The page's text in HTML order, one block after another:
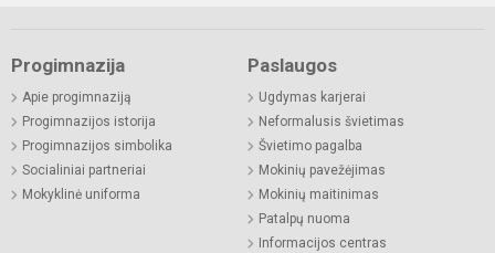
Progimnazija
Apie progimnaziją
Progimnazijos istorija
Progimnazijos simbolika
Socialiniai partneriai
Mokyklinė uniforma
Paslaugos
Ugdymas karjerai
Neformalusis švietimas
Švietimo pagalba
Mokinių pavežėjimas
Mokinių maitinimas
Patalpų nuoma
Informacijos centras